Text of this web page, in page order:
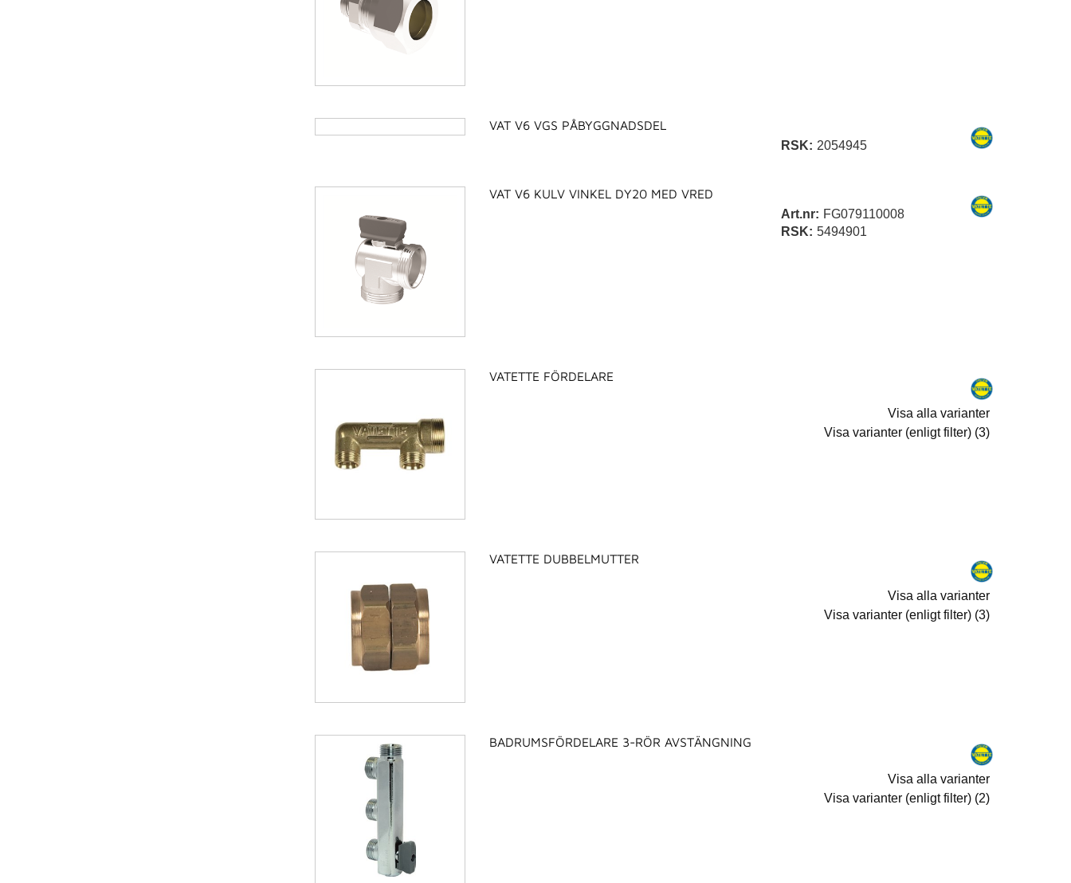
VAT V6 VGS PÅBYGGNADSDEL
RSK: 2054945
VAT V6 KULV VINKEL DY20 MED VRED
Art.nr: FG079110008
RSK: 5494901
VATETTE FÖRDELARE
Visa alla varianter
Visa varianter (enligt filter) (3)
VATETTE DUBBELMUTTER
Visa alla varianter
Visa varianter (enligt filter) (3)
BADRUMSFÖRDELARE 3-RÖR AVSTÄNGNING
Visa alla varianter
Visa varianter (enligt filter) (2)